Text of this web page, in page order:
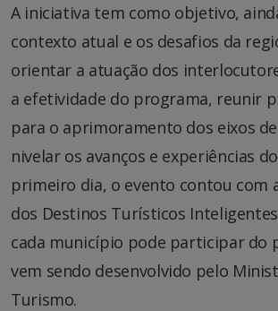
A iniciativa tem como objetivo,
contexto atual e os desafios da
orientar a atuação dos
a efetividade do programa, reunir
para o aprimoramento dos eixos
nivelar os avanços e experiências
primeiro dia, o evento contou com
dos Destinos Turísticos Inteligentes
cada município pode participar do
vem sendo desenvolvido pelo
Turismo.